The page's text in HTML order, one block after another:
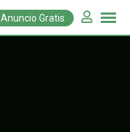
Anuncio Gratis